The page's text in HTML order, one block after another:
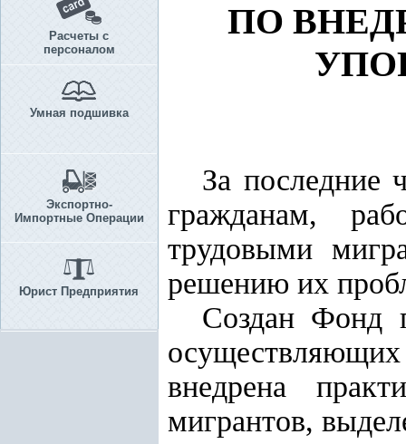
Расчеты с
персоналом
Умная подшивка
Экспортно-
Импортные Операции
Юрист Предприятия
ПО
За последние
гражданам,
трудовыми
решению их
Создан Фонд
осуществляющих
внедрена
мигрантов,